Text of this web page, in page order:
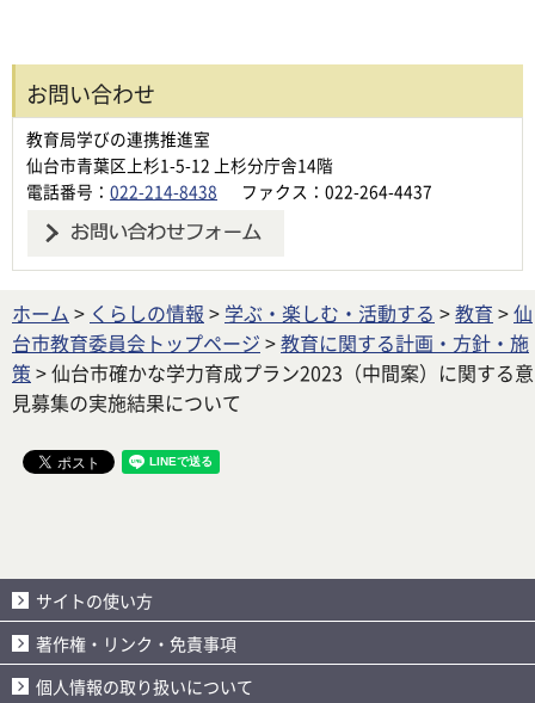
お問い合わせ
教育局学びの連携推進室
仙台市青葉区上杉1-5-12 上杉分庁舎14階
電話番号： 022-214-8438 ファクス：022-264-4437
ホーム > くらしの情報 > 学ぶ・楽しむ・活動する >教育 >仙
台市教育委員会トップページ >教育に関する計画・方針・施
策 > 仙台市確かな学力育成プラン2023（中間案）に関する意
見募集の実施結果について
サイトの使い方
著作権・リンク・免責事項
個人情報の取り扱いについて